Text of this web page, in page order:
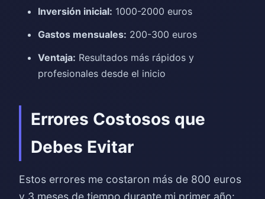
Inversión inicial: 1000-2000 euros
Gastos mensuales: 200-300 euros
Ventaja: Resultados más rápidos y
profesionales desde el inicio
Errores Costosos que
Debes Evitar
Estos errores me costaron más de 800 euros
y 3 meses de tiempo durante mi primer año: